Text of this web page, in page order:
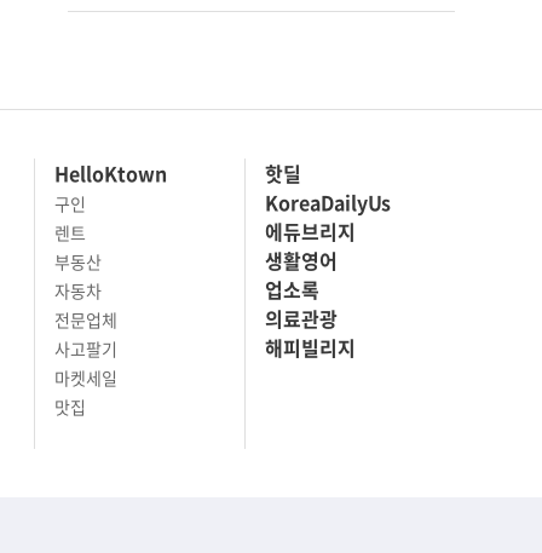
HelloKtown
구인
렌트
부동산
자동차
전문업체
사고팔기
마켓세일
맛집
핫딜
KoreaDailyUs
에듀브리지
생활영어
업소록
의료관광
해피빌리지